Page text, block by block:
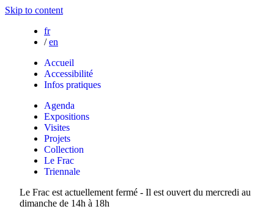
Skip to content
fr
/ en
Accueil
Accessibilité
Infos pratiques
Agenda
Expositions
Visites
Projets
Collection
Le Frac
Triennale
Le Frac est actuellement fermé - Il est ouvert du mercredi au
dimanche de 14h à 18h